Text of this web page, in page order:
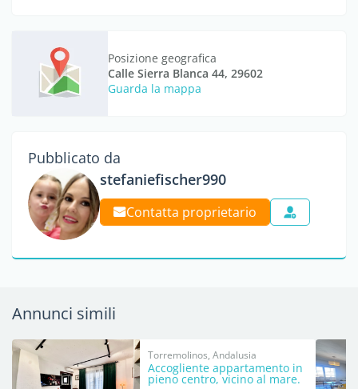
Posizione geografica
Calle Sierra Blanca 44, 29602
Guarda la mappa
Pubblicato da
stefaniefischer990
Contatta proprietario
Annunci simili
Torremolinos, Andalusia
Accogliente appartamento in
pieno centro, vicino al mare.